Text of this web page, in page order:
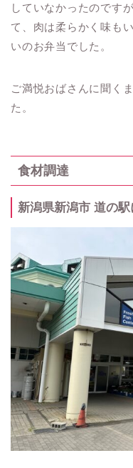
していなかったのです
て、肉は柔らかく味も
いのお弁当でした。
ご満悦おばさんに聞く
た。
食材調達
新潟県新潟市 道の